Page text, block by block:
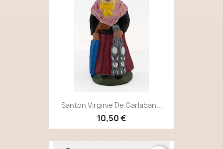
Santon Virginie De Garlaban...
10,50 €